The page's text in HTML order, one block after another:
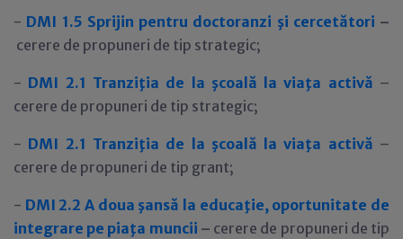
- DMI 1.5 Sprijin pentru doctoranzi şi cercetători –
cerere de propuneri de tip strategic;
- DMI 2.1 Tranziţia de la şcoală la viaţa activă –
cerere de propuneri de tip strategic;
- DMI 2.1 Tranziţia de la şcoală la viaţa activă –
cerere de propuneri de tip grant;
- DMI 2.2A doua şansă la educaţie, oportunitate de
integrare pe piaţa muncii – cerere de propuneri de tip